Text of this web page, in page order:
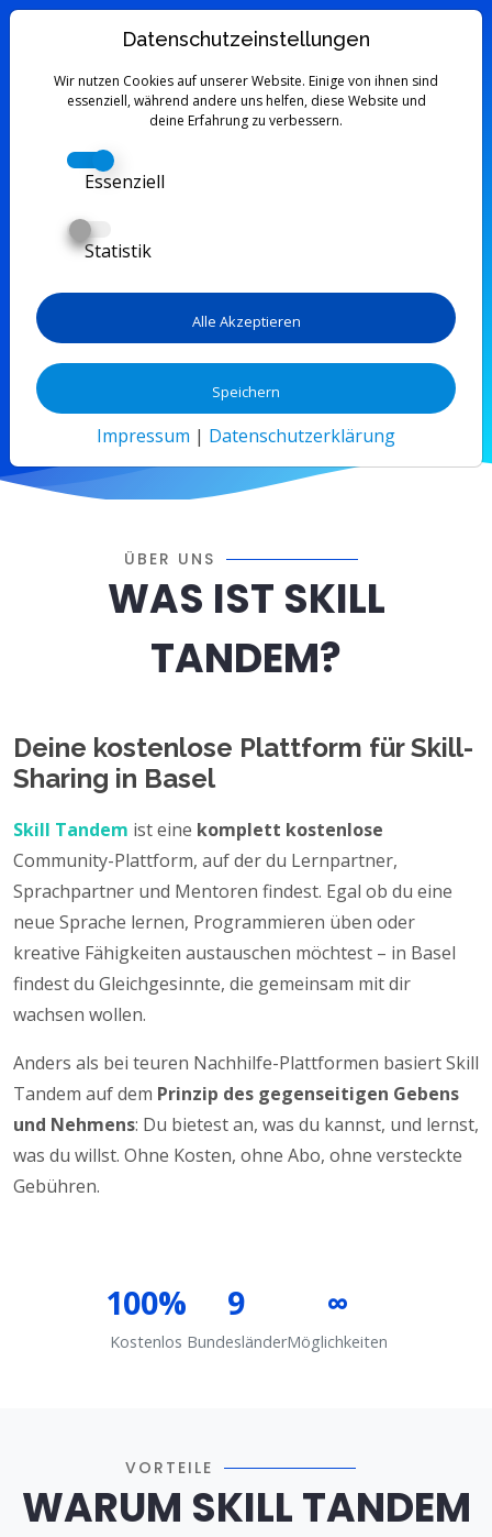
Lernpartner & Sprachpartner in
Baselfinden
Finde kostenlos deinen perfekten
Tandempartner in Basel. Tausche Skills, lerne
neue Sprachen und wachse gemeinsam – mit
der Skill Tandem Community in Basel.
ÜBER UNS
WAS IST SKILL
TANDEM?
Deine kostenlose Plattform für Skill-
Sharing in Basel
Skill Tandem ist eine komplett kostenlose
Community-Plattform, auf der du Lernpartner,
Sprachpartner und Mentoren findest. Egal ob du eine
neue Sprache lernen, Programmieren üben oder
kreative Fähigkeiten austauschen möchtest – in Basel
findest du Gleichgesinnte, die gemeinsam mit dir
wachsen wollen.
Anders als bei teuren Nachhilfe-Plattformen basiert Skill
Tandem auf dem Prinzip des gegenseitigen Gebens
und Nehmens: Du bietest an, was du kannst, und lernst,
was du willst. Ohne Kosten, ohne Abo, ohne versteckte
Gebühren.
100%
Kostenlos
9
Bundesländer
∞
Möglichkeiten
VORTEILE
WARUM SKILL TANDEM
Datenschutzeinstellungen
Wir nutzen Cookies auf unserer Website. Einige von ihnen sind
essenziell, während andere uns helfen, diese Website und
deine Erfahrung zu verbessern.
Essenziell
Statistik
Alle Akzeptieren
Speichern
Impressum | Datenschutzerklärung